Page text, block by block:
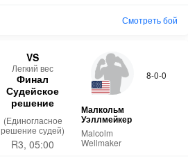
Смотреть бой
VS
Легкий вес
Финал
Судейское
решение
(Единогласное
решение судей)
R3, 05:00
8-0-0
Малкольм
Уэллмейкер
Malcolm
Wellmaker